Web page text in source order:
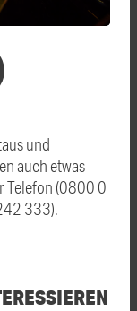
und
auch etwas
Telefon (0800 0
333).